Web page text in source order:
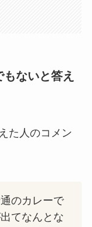
ないと答え
た人のコメン
のカレーで
てなんとな